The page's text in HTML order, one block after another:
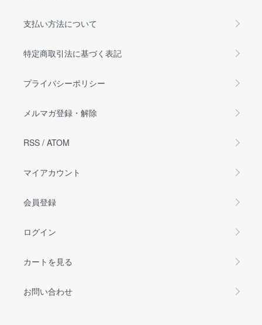
支払い方法について
特定商取引法に基づく表記
プライバシーポリシー
メルマガ登録・解除
RSS / ATOM
マイアカウント
会員登録
ログイン
カートを見る
お問い合わせ